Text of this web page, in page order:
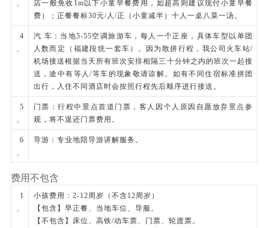
足。
期间安排晚餐，后车送酒店入住休息。
餐饮
早餐：有
中餐：自理
晚餐：有
住宿
厦门
第3天 厦门北——深圳北——广州南
酒店早餐后，前往闽南佛教圣地之一【南普陀寺】
（游览约40分钟）。后外观著名学府【厦门大
学】（自行大门留影纪念）。后登顶【云上厦门-
世贸海峡大厦】是福建省内最高的双子塔，在这
店一般免收1m以下小童早餐费用，如超高则建议现付小童早餐
费）；正餐餐标30元/人/正（小童减半）十人一桌八菜一汤。
4
汽 车：当地5-55空调旅游车，每人一个正座，具体车型以单团
人数而定（福建段统一套车）。因为散拼行程，我公司火车站/
机场接送根据当天所有班次安排相隔三十分钟之内的班次一起接
送，途中有等人/等车的现象敬请谅解。如有不同住宿标准拼团
出行，入住不同酒店时会按照行程先后顺序进行接送。
5
门票：行程中景点首道门票，客人因个人原因自愿放弃景点参
观，将不退还门票费用。
6
导游：专业地陪导游讲解服务。
费用不包含
1
小孩费用：2-12周岁（不含12周岁）
【包含】早正餐、当地车位、导服。
【不包含】床位、高铁/动车票、门票、轮渡票。